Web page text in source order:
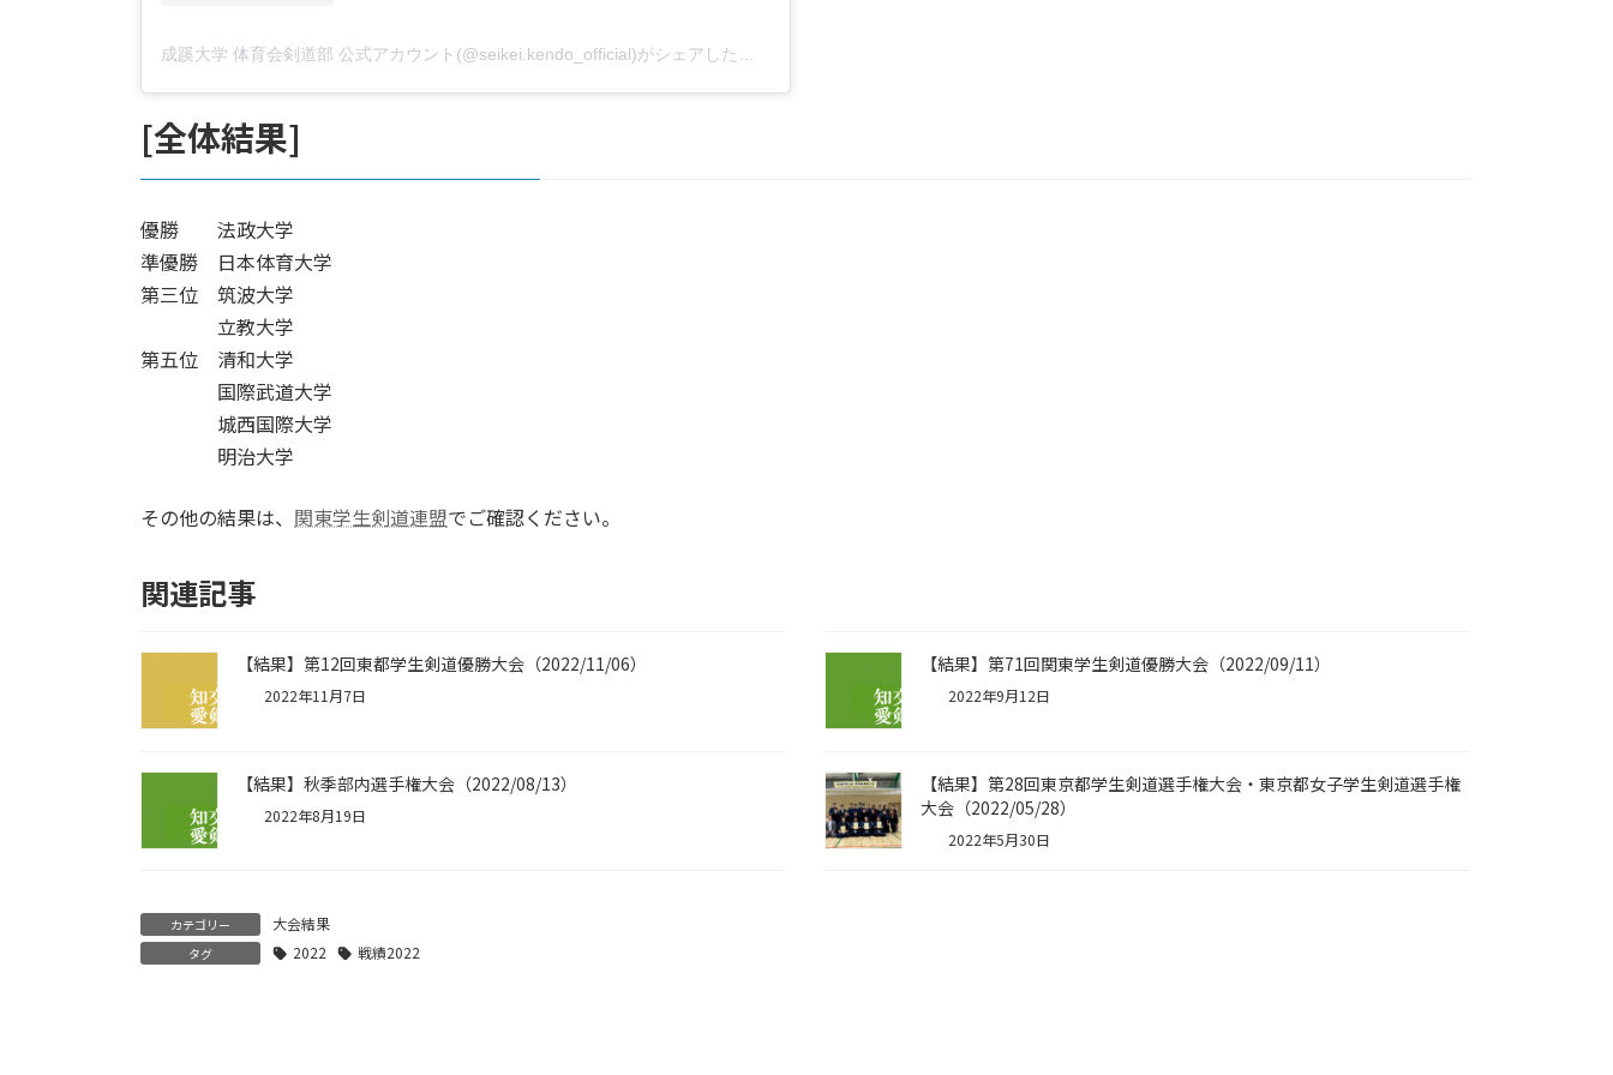
[全体結果]
優勝 法政大学
準優勝 日本体育大学
第三位 筑波大学
立教大学
第五位 清和大学
国際武道大学
城西国際大学
明治大学
その他の結果は、 関東学生剣道連盟でご確認ください。
関連記事
【結果】第12回東都学生剣道優勝大会（2022/11/06）
2022年11月7日
【結果】第71回関東学生剣道優勝大会（2022/09/11）
2022年9月12日
【結果】秋季部内選手権大会（2022/08/13）
2022年8月19日
【結果】第28回東京都学生剣道選手権大会・東京都女子学生剣道選手権
大会（2022/05/28）
2022年5月30日
カテゴリー 大会結果
タグ 2022 戦績2022